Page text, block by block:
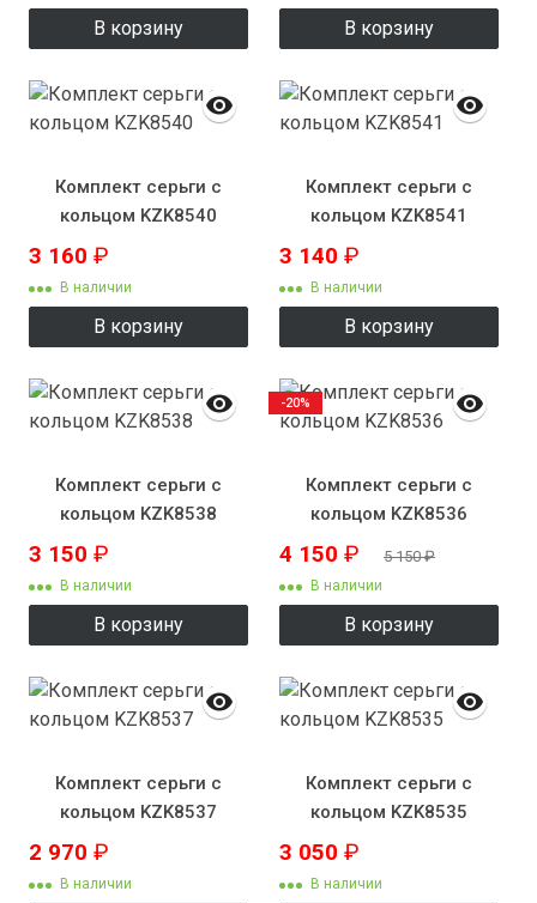
В корзину В корзину
Комплект серьги с
кольцом KZK8540
3 160 ₽
В наличии
В корзину
Комплект серьги с
кольцом KZK8541
3 140 ₽
В наличии
В корзину
Комплект серьги с
кольцом KZK8538
3 150 ₽
В наличии
В корзину
Комплект серьги с
кольцом KZK8536
4 150 ₽ 5 150₽
В наличии
В корзину
-20%
Комплект серьги с
кольцом KZK8537
2 970 ₽
В наличии
Комплект серьги с
кольцом KZK8535
3 050 ₽
В наличии